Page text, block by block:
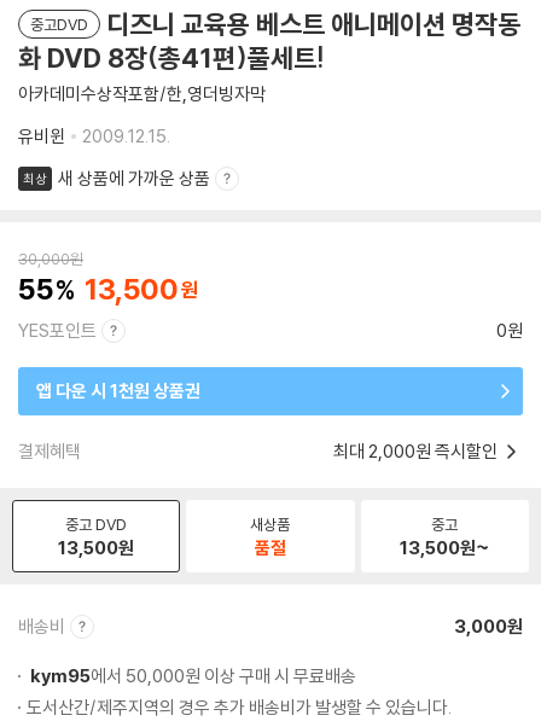
중고DVD
디즈니 교육용 베스트 애니메이션 명작동
화 DVD 8장(총41편)풀세트!
아카데미수상작포함/한,영더빙자막
유비윈
2009.12.15.
최상 새 상품에 가까운 상품
30,000원
55 13,500
YES포인트 0원
앱 다운 시 1천원 상품권
결제혜택 최대 2,000원 즉시할인
중고 DVD
13,500원
새상품
품절
중고
13,500원~
배송비 3,000원
kym95에서 50,000원 이상 구매 시 무료배송
도서산간/제주지역의 경우 추가 배송비가 발생할 수 있습니다.